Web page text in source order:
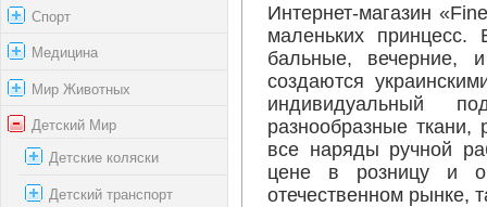
Спорт
Медицина
Мир Животных
Детский Мир
Детские коляски
Детский транспорт
Интернет-магазин
маленьких
бальные, вечерние,
создаются
индивидуальный
разнообразные
все наряды ручной
цене в розницу и
отечественном рынке,